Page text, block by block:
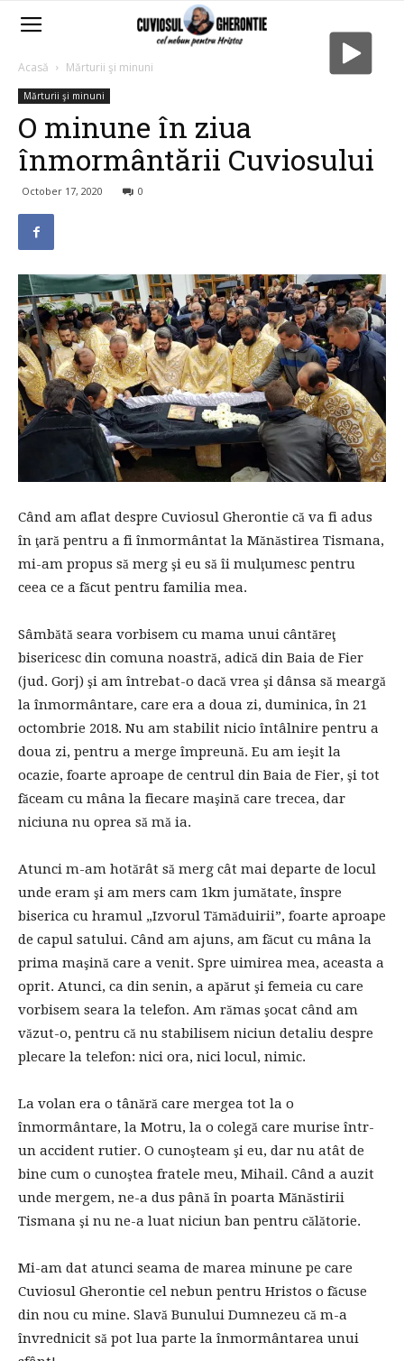
Acasă Mărturii şi minuni
Mărturii şi minuni
O minune în ziua
înmormântării Cuviosului
October 17, 2020 0
Când am aflat despre Cuviosul Gherontie că va fi adus
în ţară pentru a fi înmormântat la Mănăstirea Tismana,
mi-am propus să merg şi eu să îi mulţumesc pentru
ceea ce a făcut pentru familia mea.
Sâmbătă seara vorbisem cu mama unui cântăreţ
bisericesc din comuna noastră, adică din Baia de Fier
(jud. Gorj) şi am întrebat-o dacă vrea şi dânsa să meargă
la înmormântare, care era a doua zi, duminica, în 21
octombrie 2018. Nu am stabilit nicio întâlnire pentru a
doua zi, pentru a merge împreună. Eu am ieşit la
ocazie, foarte aproape de centrul din Baia de Fier, şi tot
făceam cu mâna la fiecare maşină care trecea, dar
niciuna nu oprea să mă ia.
Atunci m-am hotărât să merg cât mai departe de locul
unde eram şi am mers cam 1km jumătate, înspre
biserica cu hramul „Izvorul Tămăduirii”, foarte aproape
de capul satului. Când am ajuns, am făcut cu mâna la
prima maşină care a venit. Spre uimirea mea, aceasta a
oprit. Atunci, ca din senin, a apărut şi femeia cu care
vorbisem seara la telefon. Am rămas şocat când am
văzut-o, pentru că nu stabilisem niciun detaliu despre
plecare la telefon: nici ora, nici locul, nimic.
La volan era o tânără care mergea tot la o
înmormântare, la Motru, la o colegă care murise într-
un accident rutier. O cunoşteam şi eu, dar nu atât de
bine cum o cunoştea fratele meu, Mihail. Când a auzit
unde mergem, ne-a dus până în poarta Mănăstirii
Tismana şi nu ne-a luat niciun ban pentru călătorie.
Mi-am dat atunci seama de marea minune pe care
Cuviosul Gherontie cel nebun pentru Hristos o făcuse
din nou cu mine. Slavă Bunului Dumnezeu că m-a
învrednicit să pot lua parte la înmormântarea unui